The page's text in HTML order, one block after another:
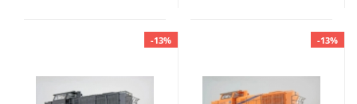
-13% -13%